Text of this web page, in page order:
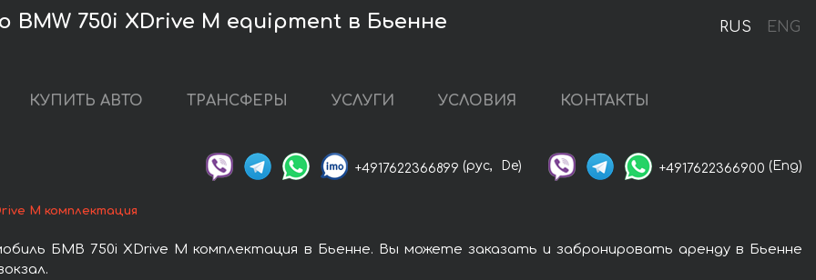
RUS ENG
750i XDrive M equipment в Бьенне
КУПИТЬ АВТО ТРАНСФЕРЫ УСЛУГИ УСЛОВИЯ КОНТАКТЫ
+4917622366899 (рус, De) +4917622366900 (Eng)
M комплектация
БМВ 750i XDrive M комплектация в Бьенне. Вы можете заказать и забронировать аренду в Бьенне